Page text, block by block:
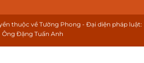
thuộc về Tường Phong - Đại diện pháp luật:
Ông Đặng Tuấn Anh